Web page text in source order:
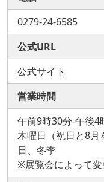
0279-24-6585
公式URL
公式サイト
営業時間
午前9時30分-午後4
木曜日（祝日と8月
日、冬季
※展覧会によって変